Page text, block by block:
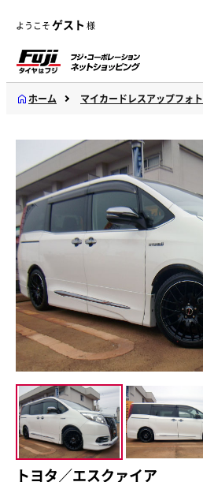
ようこそゲスト 様
ホーム マイカードレスアップフォト
トヨタ／エスクァイア